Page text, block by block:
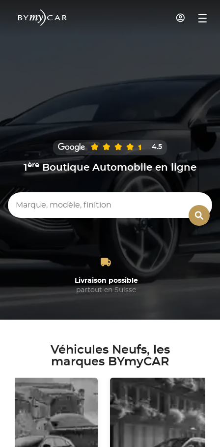
4.5
1 ère Boutique Automobile en ligne
Marque, modèle, finition
Livraison possible
partout en Suisse
Véhicules Neufs, les
marques BYmyCAR